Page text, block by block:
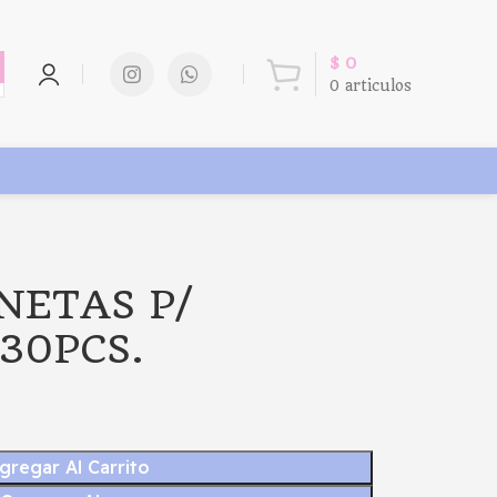
0 articulos
$ 0
P/
Al Carrito